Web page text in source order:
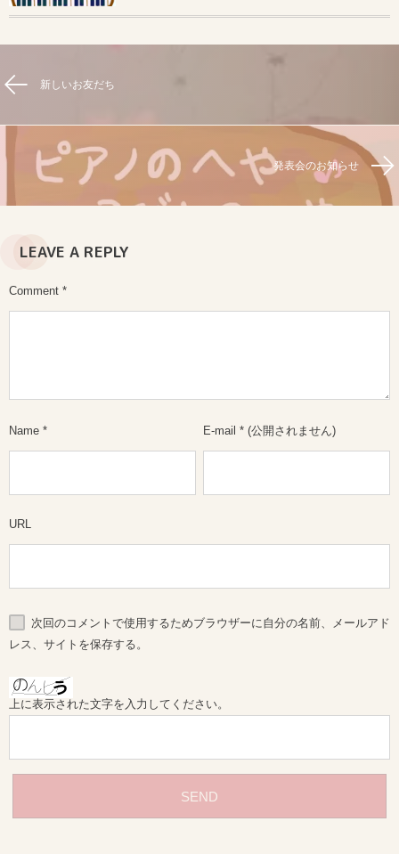
新しいお友だち
発表会のお知らせ
LEAVE A REPLY
Comment *
Name * E-mail * (公開されません)
URL
次回のコメントで使用するためブラウザーに自分の名前、メールアド
レス、サイトを保存する。
上に表示された文字を入力してください。